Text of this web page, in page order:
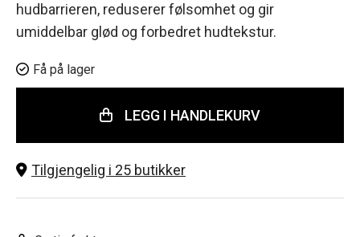
hudbarrieren, reduserer følsomhet og gir
umiddelbar glød og forbedret hudtekstur.
Få på lager
LEGG I HANDLEKURV
Tilgjengelig i 25 butikker